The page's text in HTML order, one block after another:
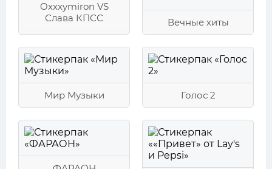
Oxxxymiron VS
Слава КПСС
Вечные хиты
Мир Музыки Голос 2